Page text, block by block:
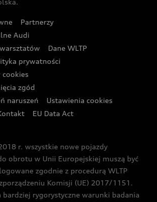
Partnera Audi
prywatnych
Audi
Nowoczesnej w Warszawie
w Skokach Narciarskich w
Partnerzy
Audi
Dane WLTP
prywatności
zgód
naruszeń
Ustawienia cookies
EU Data Act
r. wszystkie nowe pojazdy
obrotu w Unii Europejskiej muszą być
zgodnie z procedurą WLTP
Komisji (UE) 2017/1151.
bardziej rygorystyczne warunki badania